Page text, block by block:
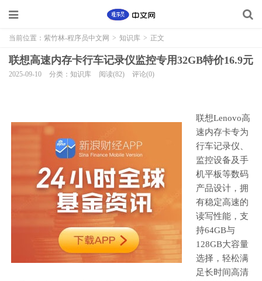
当前位置： 紫竹林-程序员中文网 > 知识库 > 正文
联想高速内存卡行车记录仪监控专用32GB特价16.9元
2025-09-10 分类：知识库 阅读(82) 评论(0)
联想Lenovo高
速内存卡专为
行车记录仪、
监控设备及手
机平板等数码
产品设计，拥
有稳定高速的
读写性能，支
持64GB与
128GB大容量
选择，轻松满
足长时间高清